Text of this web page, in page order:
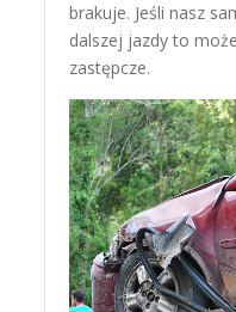
brakuje. Jeśli nasz
dalszej jazdy to
zastępcze.